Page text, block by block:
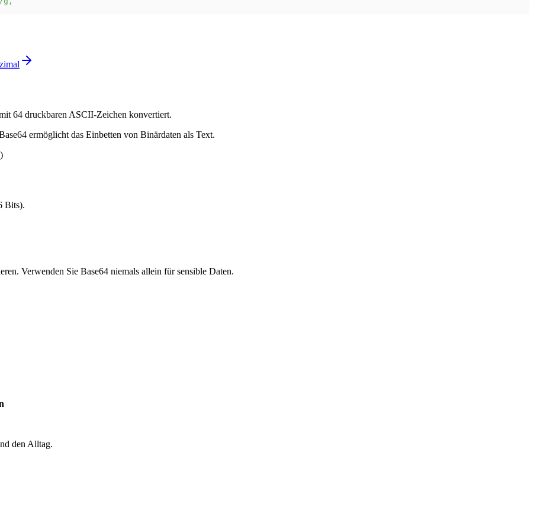
64 druckbaren ASCII-Zeichen konvertiert.
ermöglicht das Einbetten von Binärdaten als Text.
Bits).
Verwenden Sie Base64 niemals allein für sensible Daten.
den Alltag.